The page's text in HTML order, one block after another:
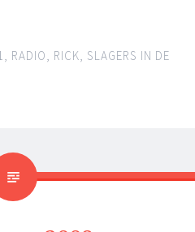
, RADIO, RICK, SLAGERS IN DE